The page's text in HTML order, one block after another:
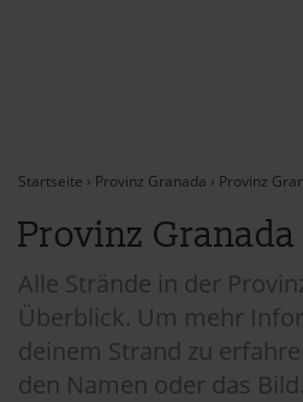
Startseite › Provinz Granada › Provinz
Provinz
Alle Strände in der
Überblick. Um mehr
deinem Strand zu
den Namen oder das Bild.